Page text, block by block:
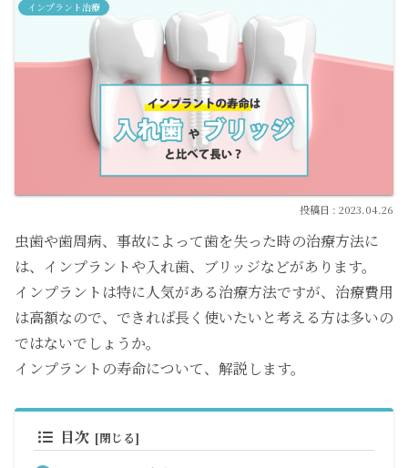
インプラント治療
2023.04.26
虫歯や歯周病、事故によって歯を失った時の治療方法に
は、インプラントや入れ歯、ブリッジなどがあります。
インプラントは特に人気がある治療方法ですが、治療費用
は高額なので、できれば長く使いたいと考える方は多いの
ではないでしょうか。
インプラントの寿命について、解説します。
目次